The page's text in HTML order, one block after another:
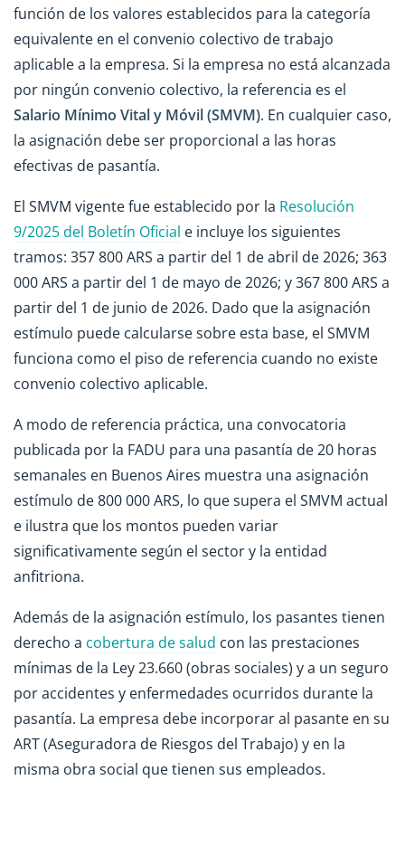
función de los valores establecidos para la categoría
equivalente en el convenio colectivo de trabajo
aplicable a la empresa. Si la empresa no está alcanzada
por ningún convenio colectivo, la referencia es el
Salario Mínimo Vital y Móvil (SMVM). En cualquier caso,
la asignación debe ser proporcional a las horas
efectivas de pasantía.
El SMVM vigente fue establecido por la Resolución
9/2025 del Boletín Oficial e incluye los siguientes
tramos: 357 800 ARS a partir del 1 de abril de 2026; 363
000 ARS a partir del 1 de mayo de 2026; y 367 800 ARS a
partir del 1 de junio de 2026. Dado que la asignación
estímulo puede calcularse sobre esta base, el SMVM
funciona como el piso de referencia cuando no existe
convenio colectivo aplicable.
A modo de referencia práctica, una convocatoria
publicada por la FADU para una pasantía de 20 horas
semanales en Buenos Aires muestra una asignación
estímulo de 800 000 ARS, lo que supera el SMVM actual
e ilustra que los montos pueden variar
significativamente según el sector y la entidad
anfitriona.
Además de la asignación estímulo, los pasantes tienen
derecho a cobertura de salud con las prestaciones
mínimas de la Ley 23.660 (obras sociales) y a un seguro
por accidentes y enfermedades ocurridos durante la
pasantía. La empresa debe incorporar al pasante en su
ART (Aseguradora de Riesgos del Trabajo) y en la
misma obra social que tienen sus empleados.